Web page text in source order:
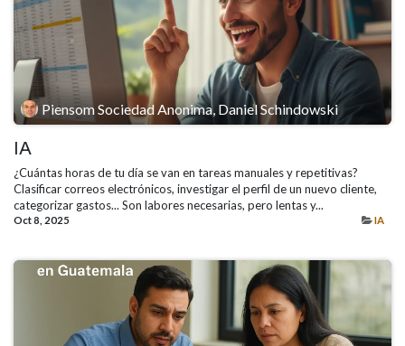
Piensom Sociedad Anonima, Daniel Schindowski
IA
¿Cuántas horas de tu día se van en tareas manuales y repetitivas?
Clasificar correos electrónicos, investigar el perfil de un nuevo cliente,
categorizar gastos... Son labores necesarias, pero lentas y...
Oct 8, 2025 IA